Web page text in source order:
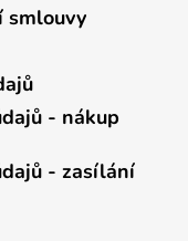
smlouvy
- nákup
- zasílání